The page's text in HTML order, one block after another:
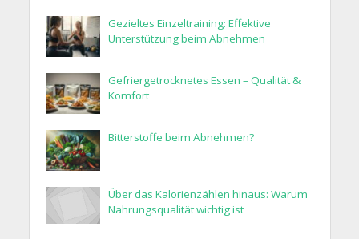
Gezieltes Einzeltraining: Effektive
Unterstützung beim Abnehmen
Gefriergetrocknetes Essen – Qualität &
Komfort
Bitterstoffe beim Abnehmen?
Über das Kalorienzählen hinaus: Warum
Nahrungsqualität wichtig ist